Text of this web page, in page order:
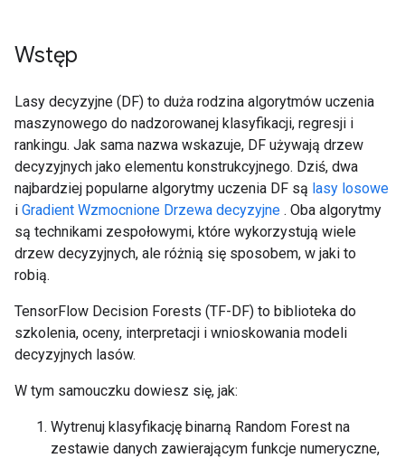
Wstęp
Lasy decyzyjne (DF) to duża rodzina algorytmów uczenia
maszynowego do nadzorowanej klasyfikacji, regresji i
rankingu. Jak sama nazwa wskazuje, DF używają drzew
decyzyjnych jako elementu konstrukcyjnego. Dziś, dwa
najbardziej popularne algorytmy uczenia DF są lasy losowe
i Gradient Wzmocnione Drzewa decyzyjne . Oba algorytmy
są technikami zespołowymi, które wykorzystują wiele
drzew decyzyjnych, ale różnią się sposobem, w jaki to
robią.
TensorFlow Decision Forests (TF-DF) to biblioteka do
szkolenia, oceny, interpretacji i wnioskowania modeli
decyzyjnych lasów.
W tym samouczku dowiesz się, jak:
Wytrenuj klasyfikację binarną Random Forest na
zestawie danych zawierającym funkcje numeryczne,